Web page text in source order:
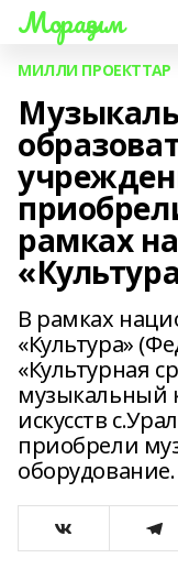
Мораҙым
МИЛЛИ ПРОЕКТТАР
рамках
В рамках
«Культура»
«Культурная
музыкальный
искусств
приобрели
оборудование.